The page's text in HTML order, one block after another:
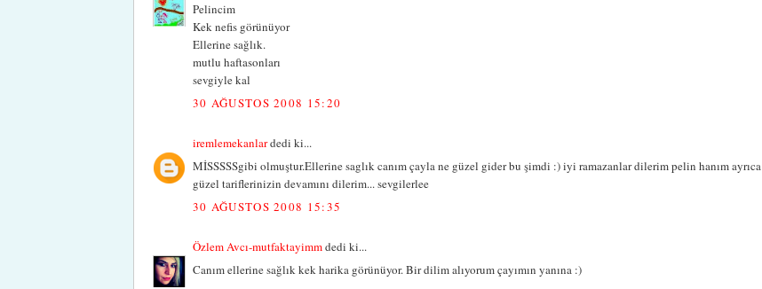
Pelincim
Kek nefis görünüyor
Ellerine sağlık.
mutlu haftasonları
sevgiyle kal
30 AĞUSTOS 2008 15:20
iremlemekanlardedi ki...
MİSSSSSgibi olmuştur.Ellerine saglık canım çayla ne güzel gider bu şimdi :) iyi ramazanlar dilerim pelin hanım ayrıca
güzel tariflerinizin devamını dilerim... sevgilerlee
30 AĞUSTOS 2008 15:35
Özlem Avcı-mutfaktayimmdedi ki...
Canım ellerine sağlık kek harika görünüyor. Bir dilim alıyorum çayımın yanına :)